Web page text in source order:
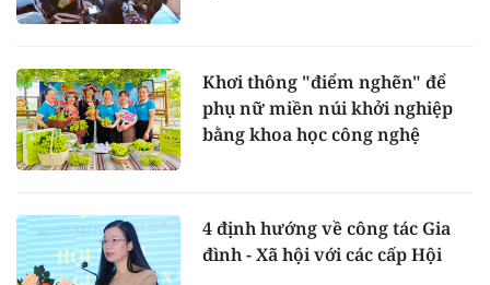
Khơi thông "điểm nghẽn" để
phụ nữ miền núi khởi nghiệp
bằng khoa học công nghệ
4 định hướng về công tác Gia
đình - Xã hội với các cấp Hội